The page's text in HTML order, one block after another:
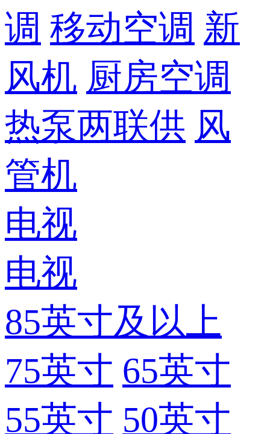
调 移动空调 新
风机 厨房空调
热泵两联供 风
管机
电视
电视
85英寸及以上
75英寸 65英寸
55英寸 50英寸